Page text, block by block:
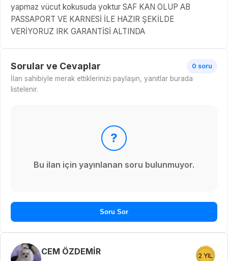
yapmaz vücut kokusuda yoktur SAF KAN OLUP AB
PASSAPORT VE KARNESİ İLE HAZIR ŞEKİLDE
VERİYORUZ IRK GARANTİSİ ALTINDA
Sorular ve Cevaplar 0 soru
İlan sahibiyle merak ettiklerinizi paylaşın, yanıtlar burada
listelenir.
?
Bu ilan için yayınlanan soru bulunmuyor.
Soru Sor
CEM ÖZDEMİR 2 YIL